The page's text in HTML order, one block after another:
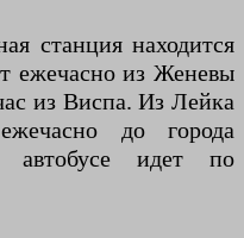
станция находится
ежечасно из Женевы
из Виспа. Из Лейка
до города
автобусе идет по